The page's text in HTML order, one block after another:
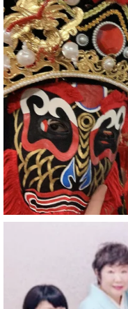
「マジシャン
#企業公式がお
#旅行好きな人
#一人旅
#女性マジシャ
#出張マジック
#マジシャン派
#イリュージョ
#和歌山県
#白浜町
#変面ショー
#イベント
#宴会
1